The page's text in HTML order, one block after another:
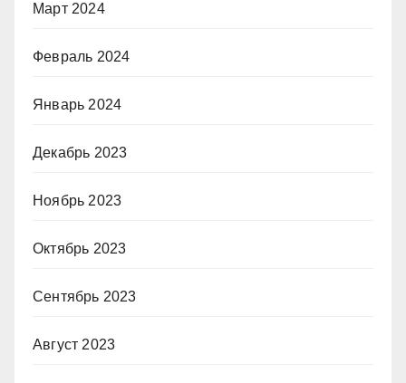
Март 2024
Февраль 2024
Январь 2024
Декабрь 2023
Ноябрь 2023
Октябрь 2023
Сентябрь 2023
Август 2023